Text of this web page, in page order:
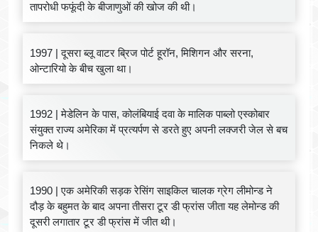
तापरोधी फफूंदी के बीजाणुओं की खोज की थी।
1997 | दूसरा ब्लू वाटर ब्रिज पोर्ट हूरॉन, मिशिगन और सरना,
ओन्टारियो के बीच खुला था।
1992 | मेडेलिन के पास, कोलंबियाई दवा के मालिक पाब्लो एस्कोबार
संयुक्त राज्य अमेरिका में प्रत्यर्पण से डरते हुए अपनी लक्जरी जेल से बच
निकले थे।
1990 | एक अमेरिकी सड़क रेसिंग साइकिल चालक ग्रेग लीमोन्ड ने
दौड़ के बहुमत के बाद अपना तीसरा टूर डी फ्रांस जीता यह लेमोन्ड की
दूसरी लगातार टूर डी फ्रांस में जीत थी।